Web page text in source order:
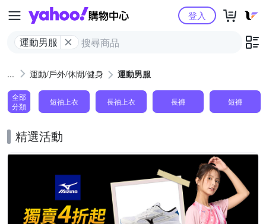
Yahoo購物中心
運動男服
登入
運動/戶外/休閒/健身 運動男服
全部
分類
短袖上衣 長袖上衣 長褲 短褲
精選活動